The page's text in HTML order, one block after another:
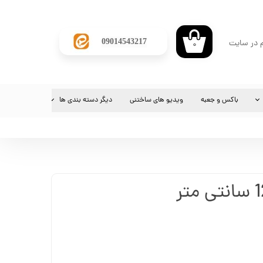
​09014543217 ۰ در سایت
باکس و جعبه ویدیو های ساختنی دیگر دسته بندی ها